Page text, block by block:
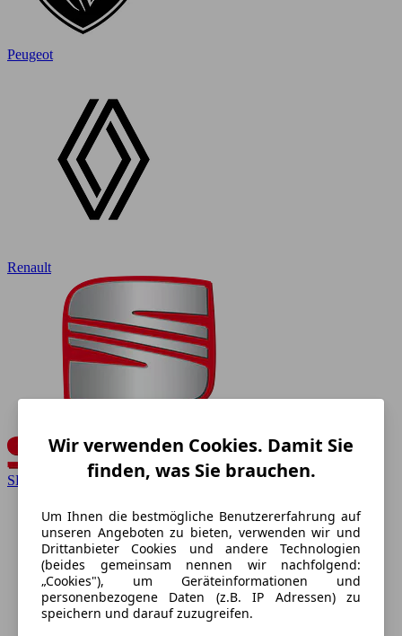
Peugeot
Renault
SEAT
Wir verwenden Cookies. Damit Sie
finden, was Sie brauchen.
Um Ihnen die bestmögliche Benutzererfahrung auf
unseren Angeboten zu bieten, verwenden wir und
Drittanbieter Cookies und andere Technologien
(beides gemeinsam nennen wir nachfolgend:
„Cookies"), um Geräteinformationen und
personenbezogene Daten (z.B. IP Adressen) zu
speichern und darauf zuzugreifen.